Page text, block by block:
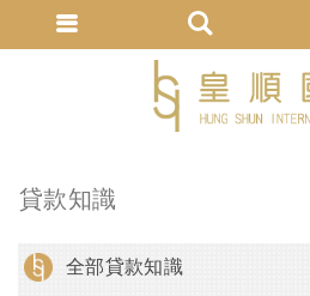
貸款知識
全部貸款知識